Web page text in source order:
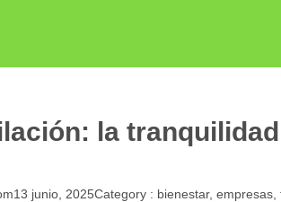
la
13 junio, 2025Category : bienestar, empresas